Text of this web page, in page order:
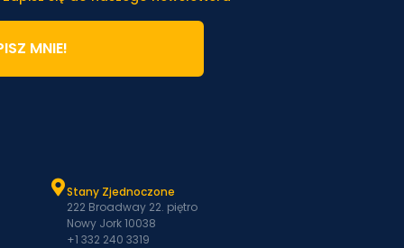
MNIE!
Stany Zjednoczone
222 Broadway 22. piętro
Nowy Jork 10038
+1 332 240 3319